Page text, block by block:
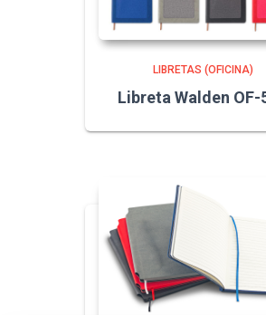
LIBRETAS (OFICINA)
Libreta Walden OF-